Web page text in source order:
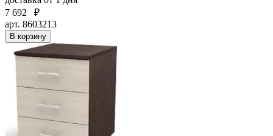
7 692
₽
арт. 8603213
В корзину